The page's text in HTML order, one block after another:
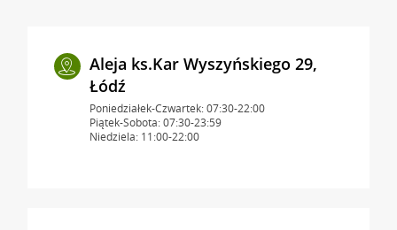
Aleja ks.Kar Wyszyńskiego 29,
Łódź
Poniedziałek-Czwartek: 07:30-22:00
Piątek-Sobota: 07:30-23:59
Niedziela: 11:00-22:00